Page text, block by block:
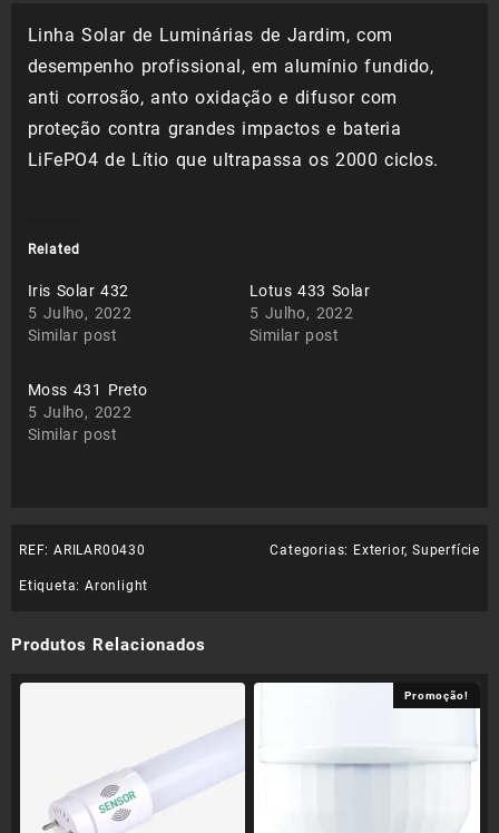
Linha Solar de Luminárias de Jardim, com
desempenho profissional, em alumínio fundido,
anti corrosão, anto oxidação e difusor com
proteção contra grandes impactos e bateria
LiFePO4 de Lítio que ultrapassa os 2000 ciclos.
Related
Iris Solar 432
5 Julho, 2022
Similar post
Lotus 433 Solar
5 Julho, 2022
Similar post
Moss 431 Preto
5 Julho, 2022
Similar post
REF: ARILAR00430 Categorias: Exterior, Superfície
Etiqueta: Aronlight
Produtos Relacionados
Promoção!